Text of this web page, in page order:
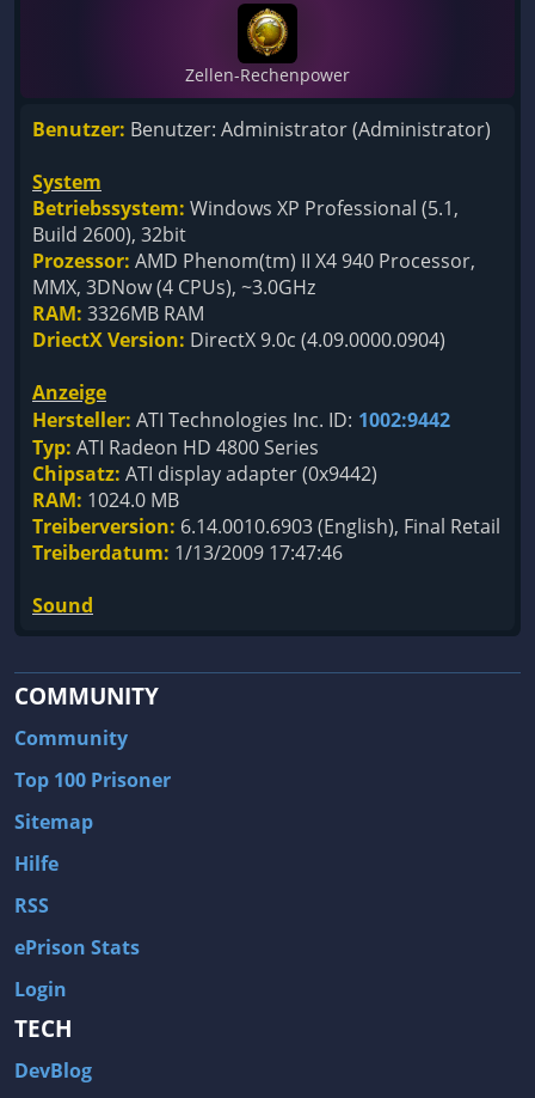
Zellen-Rechenpower
Benutzer: Benutzer: Administrator (Administrator)
System
Betriebssystem: Windows XP Professional (5.1,
Build 2600), 32bit
Prozessor: AMD Phenom(tm) II X4 940 Processor,
MMX, 3DNow (4 CPUs), ~3.0GHz
RAM: 3326MB RAM
DriectX Version: DirectX 9.0c (4.09.0000.0904)
Anzeige
Hersteller: ATI Technologies Inc. ID: 1002:9442
Typ: ATI Radeon HD 4800 Series
Chipsatz: ATI display adapter (0x9442)
RAM: 1024.0 MB
Treiberversion: 6.14.0010.6903 (English), Final Retail
Treiberdatum: 1/13/2009 17:47:46
Sound
COMMUNITY
Community
Top 100 Prisoner
Sitemap
Hilfe
RSS
ePrison Stats
Login
TECH
DevBlog